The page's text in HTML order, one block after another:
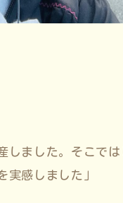
しました。そこで
実感しました」